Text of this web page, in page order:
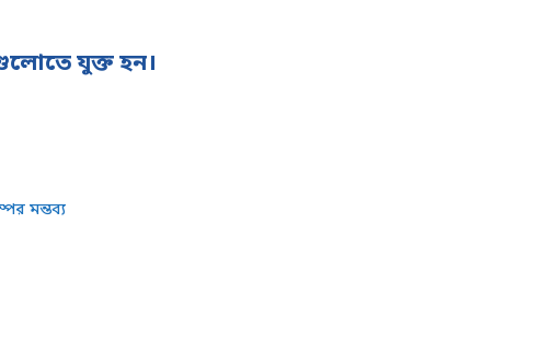
যুক্ত হন।
মন্তব্য